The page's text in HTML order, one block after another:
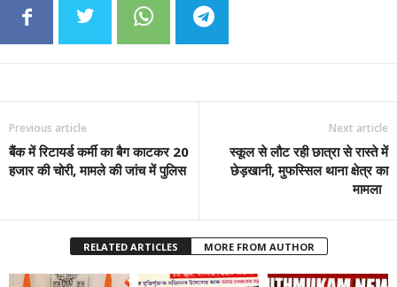
Previous article
बैंक में रिटायर्ड कर्मी का बैग काटकर 20
हजार की चोरी, मामले की जांच में पुलिस
Next article
स्कूल से लौट रही छात्रा से रास्ते में
छेड़खानी, मुफस्सिल थाना क्षेत्र का
मामला
RELATED ARTICLES MORE FROM AUTHOR